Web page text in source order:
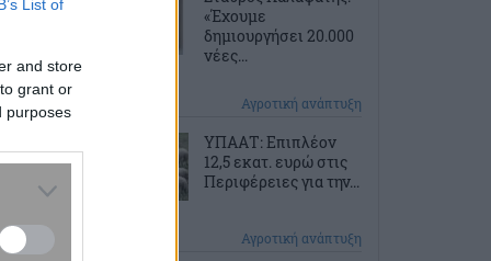
List of
and store
grant or
purposes
«Έχουμε
δημιουργήσει 20.000
νέες...
Αγροτική ανάπτυξη
ΥΠΑΑΤ: Επιπλέον
12,5 εκατ. ευρώ στις
Περιφέρειες για την...
Αγροτική ανάπτυξη